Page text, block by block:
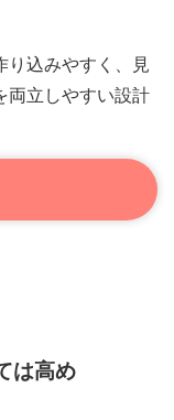
り込みやすく、見
両立しやすい設計
は高め